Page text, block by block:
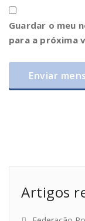
Guardar o meu
para a próxima
Artigos